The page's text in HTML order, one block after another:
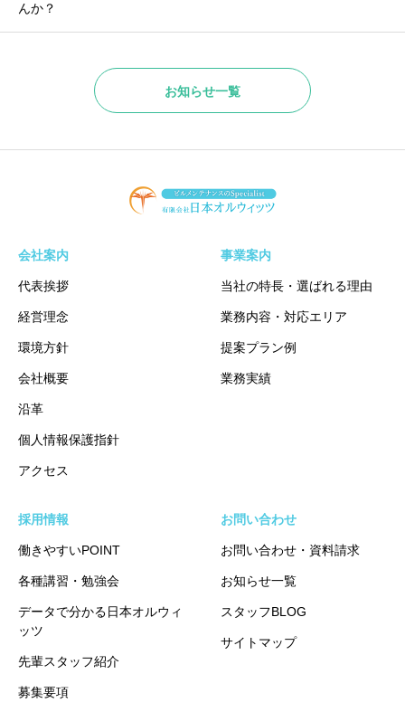
んか？
お知らせ一覧
会社案内
代表挨拶
経営理念
環境方針
会社概要
沿革
個人情報保護指針
アクセス
事業案内
当社の特長・選ばれる理由
業務内容・対応エリア
提案プラン例
業務実績
採用情報
働きやすいPOINT
各種講習・勉強会
データで分かる日本オルウィ
ッツ
先輩スタッフ紹介
募集要項
お問い合わせ
お問い合わせ・資料請求
お知らせ一覧
スタッフBLOG
サイトマップ